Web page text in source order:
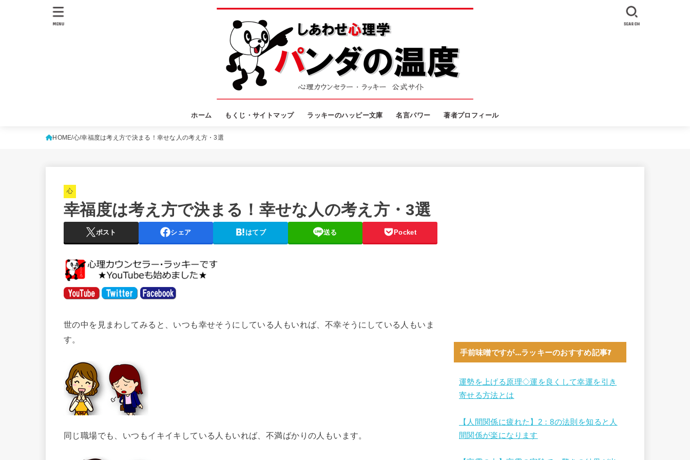
ホーム もくじ・サイトマップ ラッキーのハッピー文庫 名言パワー 著者プロフィール
SEARCH
MENU
HOME 心 幸福度は考え方で決まる！幸せな人の考え方・3選
心
幸福度は考え方で決まる！幸せな人の考え方・3選
ポスト シェア はてブ 送る Pocket
世の中を見まわしてみると、いつも幸せそうにしている人もいれば、不幸そうにしている人もいま
す。
同じ職場でも、いつもイキイキしている人もいれば、不満ばかりの人もいます。
手前味噌ですが…ラッキーのおすすめ記事7
運勢を上げる原理◇運を良くして幸運を引き
寄せる方法とは
【人間関係に疲れた】2：8の法則を知ると人
間関係が楽になります